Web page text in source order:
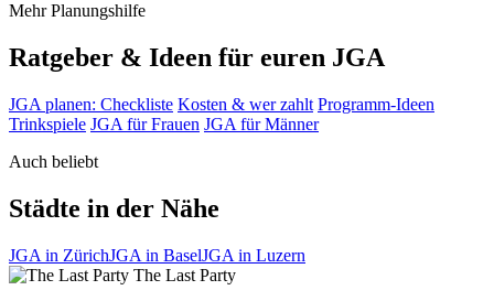
Mehr Planungshilfe
Ratgeber & Ideen für euren JGA
JGA planen: Checkliste Kosten & wer zahlt Programm-Ideen
Trinkspiele JGA für Frauen JGA für Männer
Auch beliebt
Städte in der Nähe
JGA in ZürichJGA in BaselJGA in Luzern
The Last Party